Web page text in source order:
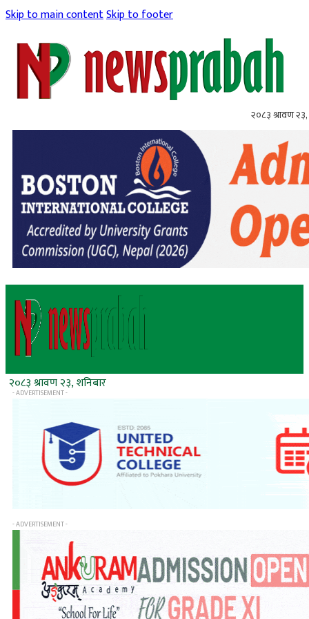
Skip to main contentSkip to footer
२०८३ श्रावण २३,
२०८३ श्रावण २३, शनिबार
- ADVERTISEMENT -
- ADVERTISEMENT -